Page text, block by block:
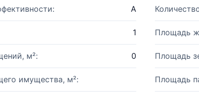
A
1 Площадь
м²: 0 Площадь
имущества, м²: Площадь